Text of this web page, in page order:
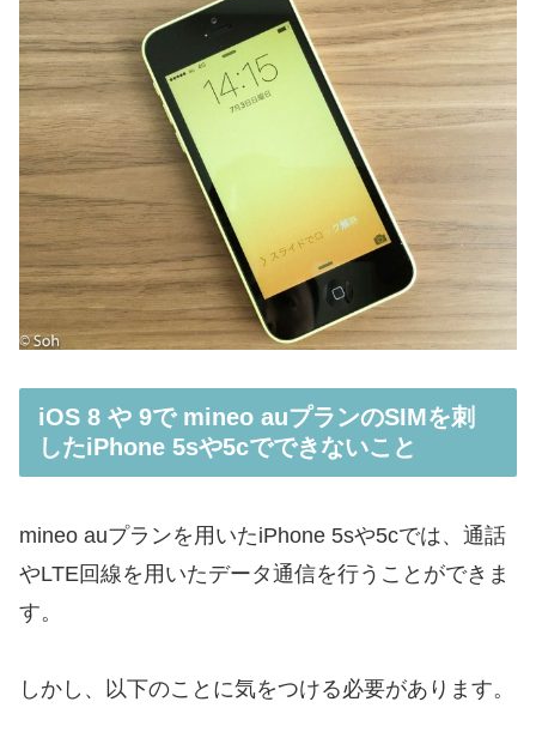
iOS 8 や 9で mineo auプランのSIMを刺
したiPhone 5sや5cでできないこと
mineo auプランを用いたiPhone 5sや5cでは、通話
やLTE回線を用いたデータ通信を行うことができま
す。
しかし、以下のことに気をつける必要があります。